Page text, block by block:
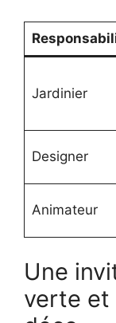
Jardinier
Designer
Animateur
Une
verte et